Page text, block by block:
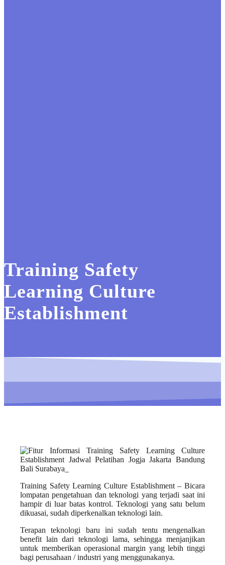
Training Safety
Learning Culture
Establishment
Training Safety Learning Culture Establishment – Bicara
lompatan pengetahuan dan teknologi yang terjadi saat ini
hampir di luar batas kontrol. Teknologi yang satu belum
dikuasai, sudah diperkenalkan teknologi lain.
Terapan teknologi baru ini sudah tentu mengenalkan
benefit lain dari teknologi lama, sehingga menjanjikan
untuk memberikan operasional margin yang lebih tinggi
bagi perusahaan / industri yang menggunakanya.